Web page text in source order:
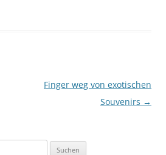
Finger weg von exotischen
Souvenirs →